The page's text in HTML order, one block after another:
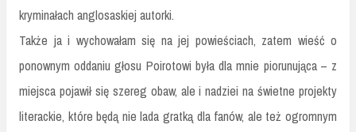
kryminałach anglosaskiej autorki.
Także ja i wychowałam się na jej powieściach, zatem wieść o
ponownym oddaniu głosu Poirotowi była dla mnie piorunująca – z
miejsca pojawił się szereg obaw, ale i nadziei na świetne projekty
literackie, które będą nie lada gratką dla fanów, ale też ogromnym